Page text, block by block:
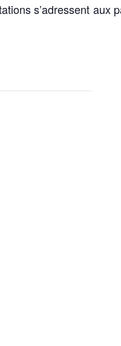
s’adressent aux